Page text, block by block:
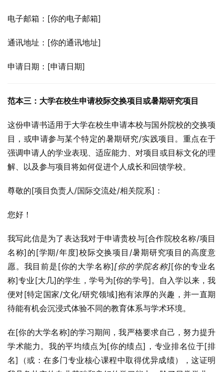
电子邮箱：[你的电子邮箱]
通讯地址：[你的通讯地址]
申请日期：[申请日期]
范本三：大学在校生申请校际交换项目或暑期研究项目
这份申请书适用于大学在校生申请本校与国外院校的交换项
目，或申请参与某个特定的暑期研究/实践项目。重点在于
强调申请人的学业表现、适应能力、对项目或目标文化的理
解、以及参与项目将如何促进个人成长和回馈学校。
尊敬的[项目负责人/国际交流处/相关院系]：
您好！
我写此信是为了表达我对于申请贵校与[合作院校名称/项目
名称]的[学期/年度]校际交换项目/暑期研究项目的高度意
愿。我目前是[你的大学名称][你的学院名称][你的专业名
称]专业[大几]的学生，学号为[你的学号]。自入学以来，我
便对[特定国家/文化/研究领域]抱有浓厚的兴趣，并一直期
待能有机会沉浸式体验不同的教育体系与学术环境。
在[你的大学名称]的学习期间，我严格要求自己，努力提升
学术能力。我的平均绩点为[你的绩点]，专业排名位于[排
名]（或：在多门专业核心课程中取得优异成绩），这证明